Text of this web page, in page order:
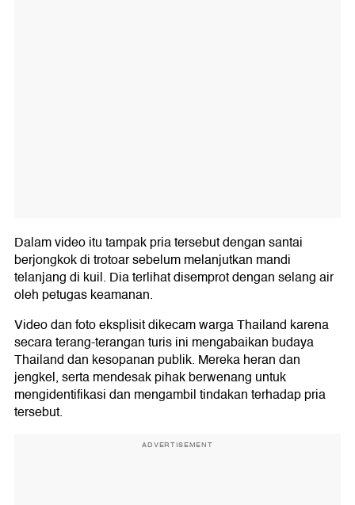
Dalam video itu tampak pria tersebut dengan santai
berjongkok di trotoar sebelum melanjutkan mandi
telanjang di kuil. Dia terlihat disemprot dengan selang air
oleh petugas keamanan.
Video dan foto eksplisit dikecam warga Thailand karena
secara terang-terangan turis ini mengabaikan budaya
Thailand dan kesopanan publik. Mereka heran dan
jengkel, serta mendesak pihak berwenang untuk
mengidentifikasi dan mengambil tindakan terhadap pria
tersebut.
ADVERTISEMENT